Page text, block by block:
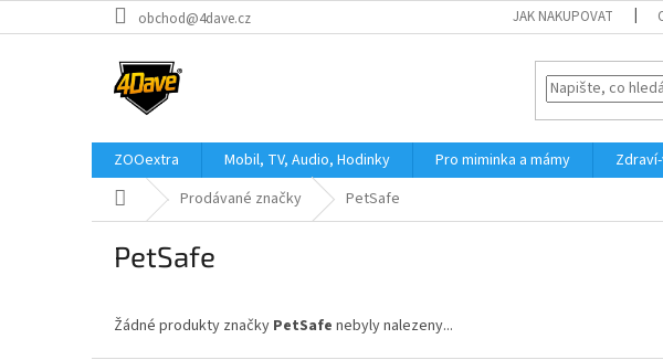
na
obchod@4dave.cz JAK NAKUPOVAT
ZOOextra Mobil, TV, Audio, Hodinky Pro miminka a mámy
Domů Prodávané značky PetSafe
PetSafe
Žádné produkty značky PetSafe nebyly nalezeny...